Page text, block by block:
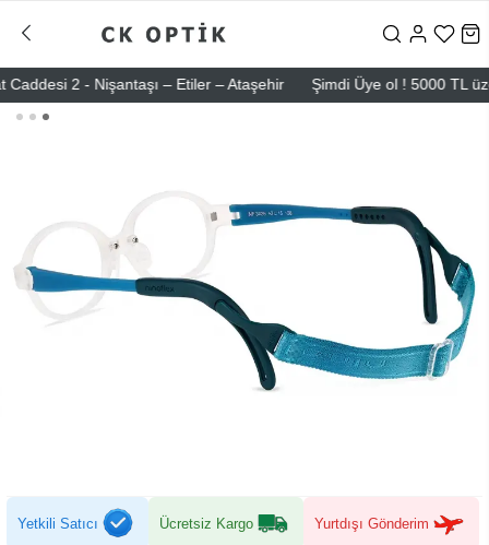
2 - Nişantaşı – Etiler – Ataşehir Şimdi Üye ol ! 5000 TL üzeri
Yetkili Satıcı Ücretsiz Kargo Yurtdışı Gönderim